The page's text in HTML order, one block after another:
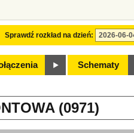
Sprawdź rozkład na dzień:
Schematy
(0971)